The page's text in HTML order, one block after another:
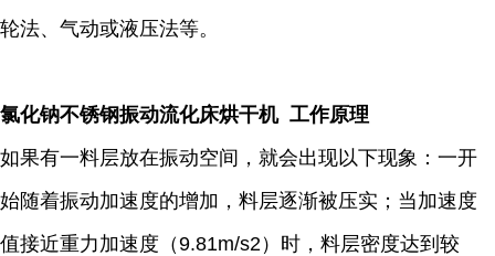
轮法、气动或液压法等。
氯化钠不锈钢振动流化床烘干机 工作原理
如果有一料层放在振动空间，就会出现以下现象：一开
始随着振动加速度的增加，料层逐渐被压实；当加速度
值接近重力加速度（9.81m/s2）时，料层密度达到较